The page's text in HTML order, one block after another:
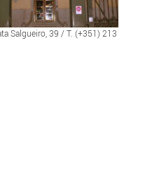
Salgueiro, 39 / T. (+351) 213